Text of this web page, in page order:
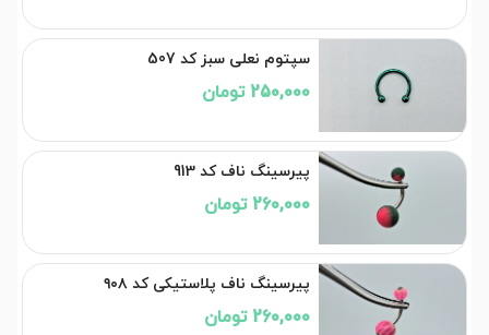
سپتوم نعلی سبز کد 507
250,000 تومان
پیرسینگ ناف کد 913
260,000 تومان
پیرسینگ ناف پلاستیکی کد ۹۰۸
260,000 تومان